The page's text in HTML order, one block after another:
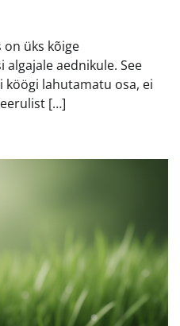
üks kõige
aednikule. See
lahutamatu osa, ei
[…]